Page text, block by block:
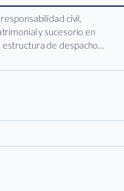
civil,
y sucesorio en
estructura de despacho…